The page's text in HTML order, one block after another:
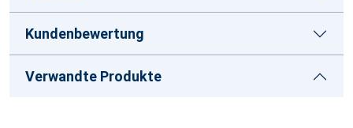
Kundenbewertung
Verwandte Produkte